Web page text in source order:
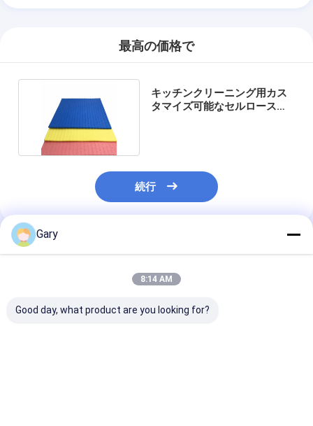
最高の価格で
キッチンクリーニング用カス
タマイズ可能なセルロースス
続行
推薦されたプロダクト
Gary
8:14 AM
Good day, what product are you looking for?